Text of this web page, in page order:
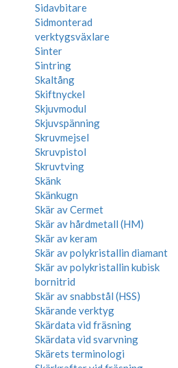
Sidavbitare
Sidmonterad
verktygsväxlare
Sinter
Sintring
Skaltång
Skiftnyckel
Skjuvmodul
Skjuvspänning
Skruvmejsel
Skruvpistol
Skruvtving
Skänk
Skänkugn
Skär av Cermet
Skär av hårdmetall (HM)
Skär av keram
Skär av polykristallin diamant
Skär av polykristallin kubisk
bornitrid
Skär av snabbstål (HSS)
Skärande verktyg
Skärdata vid fräsning
Skärdata vid svarvning
Skärets terminologi